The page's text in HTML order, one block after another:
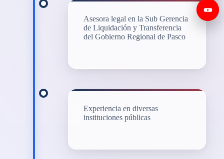
Asesora legal en la Sub Gerencia
de Liquidación y Transferencia
del Gobierno Regional de Pasco
Experiencia en diversas
instituciones públicas